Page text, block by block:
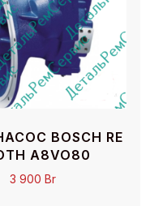
BOSCH RE
A8VO80
3 900Br